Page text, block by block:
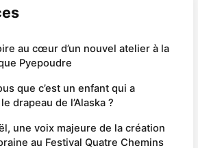
au cœur d’un nouvel atelier à la
Pyepoudre
que c’est un enfant qui a
drapeau de l’Alaska ?
une voix majeure de la création
au Festival Quatre Chemins